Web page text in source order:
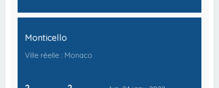
Monticello
Ville réelle : Monaco